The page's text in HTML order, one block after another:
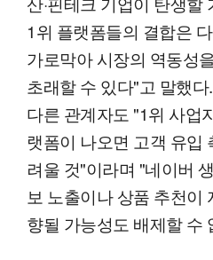
1위 플랫폼들의 결합은
가로막아 시장의 역동성
초래할 수 있다"고 말했다.
다른 관계자도 "1위 사업
랫폼이 나오면 고객 유입
려울 것"이라며 "네이버
보 노출이나 상품 추천이
향될 가능성도 배제할 수